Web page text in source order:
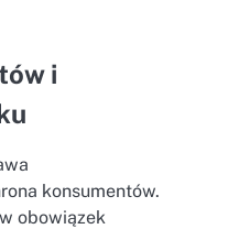
i
konsumentów.
obowiązek